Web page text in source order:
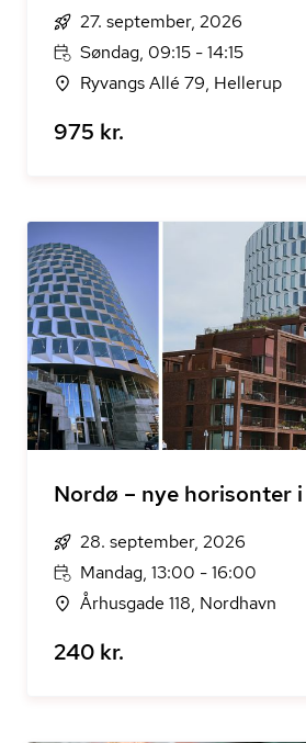
27. september, 2026
Søndag, 09:15 - 14:15
Ryvangs Allé 79, Hellerup
975 kr.
Nordø – nye horisonter
28. september, 2026
Mandag, 13:00 - 16:00
Århusgade 118, Nordhavn
240 kr.